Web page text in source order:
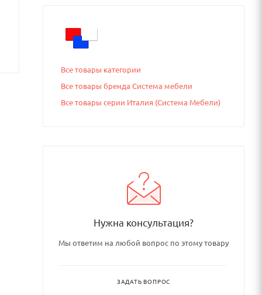
Все товары категории
Все товары бренда Система мебели
Все товары серии Италия (Система Мебели)
Нужна консультация?
Мы ответим на любой вопрос по этому товару
ЗАДАТЬ ВОПРОС